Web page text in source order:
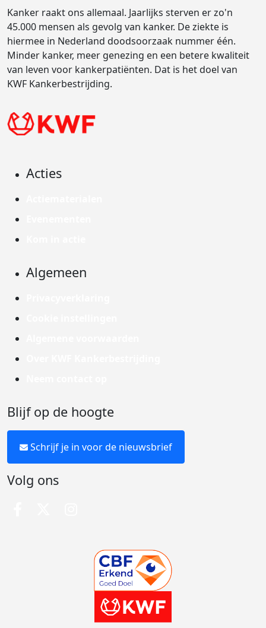
Kanker raakt ons allemaal. Jaarlijks sterven er zo'n
45.000 mensen als gevolg van kanker. De ziekte is
hiermee in Nederland doodsoorzaak nummer één.
Minder kanker, meer genezing en een betere kwaliteit
van leven voor kankerpatiënten. Dat is het doel van
KWF Kankerbestrijding.
Acties
Algemeen
Blijf op de hoogte
Schrijf je in voor de nieuwsbrief
Volg ons